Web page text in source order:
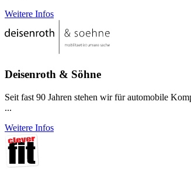
Weitere Infos
Deisenroth & Söhne
Seit fast 90 Jahren stehen wir für automobile
...
Weitere Infos